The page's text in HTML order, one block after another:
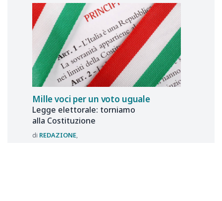
Mille voci per un voto uguale
Legge elettorale: torniamo
alla Costituzione
REDAZIONE